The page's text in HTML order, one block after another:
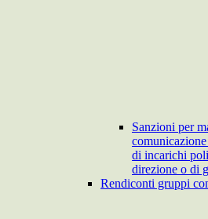
Sanzioni per
di incarichi
direzione o di
Rendiconti gruppi